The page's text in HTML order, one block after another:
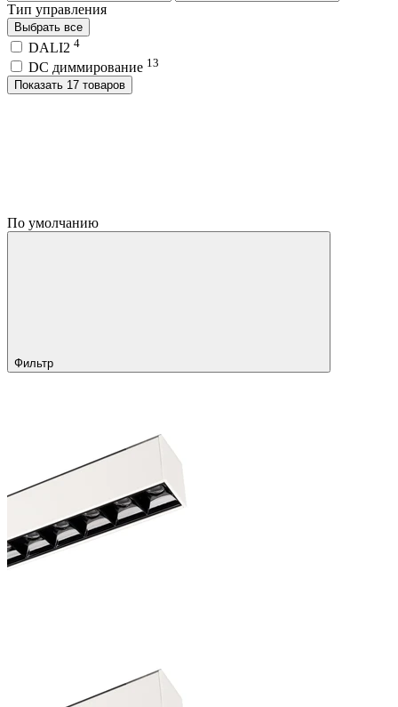
Тип управления
Выбрать все
DALI2 4
DC диммирование 13
Показать 17 товаров
По умолчанию
Фильтр